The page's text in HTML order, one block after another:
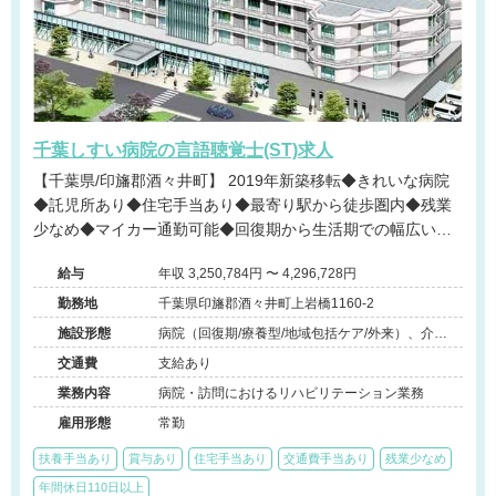
千葉しすい病院の言語聴覚士(ST)求人
【千葉県/印旛郡酒々井町】 2019年新築移転◆きれいな病院
◆託児所あり◆住宅手当あり◆最寄り駅から徒歩圏内◆残業
少なめ◆マイカー通勤可能◆回復期から生活期での幅広い経
給与
年収 3,250,784円 〜 4,296,728円
勤務地
千葉県印旛郡酒々井町上岩橋1160-2
施設形態
病院（回復期/療養型/地域包括ケア/外来）、介護
保険関連施設（デイケア/訪問看護・リハ）
交通費
支給あり
業務内容
病院・訪問におけるリハビリテーション業務
雇用形態
常勤
扶養手当あり 賞与あり 住宅手当あり 交通費手当あり 残業少なめ
年間休日110日以上